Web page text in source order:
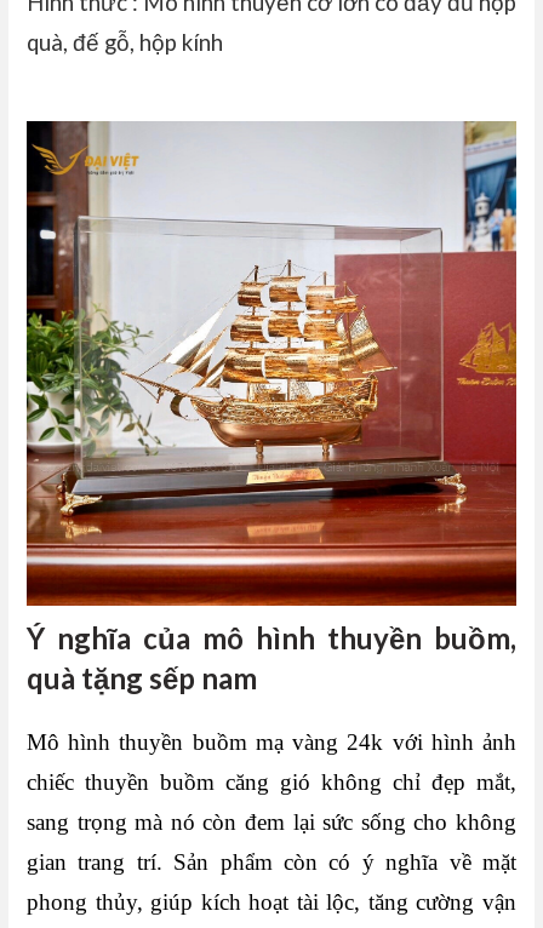
quà, đế gỗ, hộp kính
Ý nghĩa của mô hình thuyền buồm,
quà tặng sếp nam
Mô hình thuyền buồm mạ vàng 24k với hình ảnh
chiếc thuyền buồm căng gió không chỉ đẹp mắt,
sang trọng mà nó còn đem lại sức sống cho không
gian trang trí. Sản phẩm còn có ý nghĩa về mặt
phong thủy, giúp kích hoạt tài lộc, tăng cường vận